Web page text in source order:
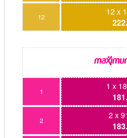
12
12 x
1
1 x
2
2 x